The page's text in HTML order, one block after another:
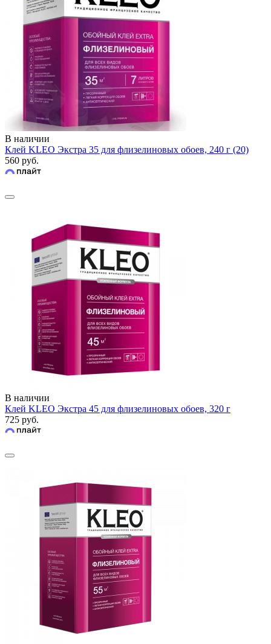
В наличии
Клей KLEO Экстра 35 для флизелиновых обоев, 240 г (20)
560 руб.
В наличии
Клей KLEO Экстра 45 для флизелиновых обоев, 320 г
725 руб.